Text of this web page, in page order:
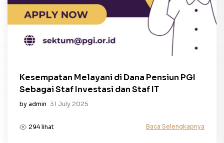
Kesempatan Melayani di Dana Pensiun PGI
Sebagai Staf Investasi dan Staf IT
by admin 31 July 2025
294 lihat Baca Selengkapnya